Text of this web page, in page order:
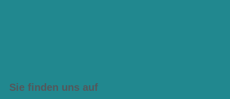
Sie finden uns auf